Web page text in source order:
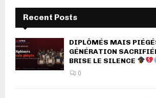
Recent Posts
DIPLÔMÉS MAIS
GÉNÉRATION
BRISE LE SILENCE
0